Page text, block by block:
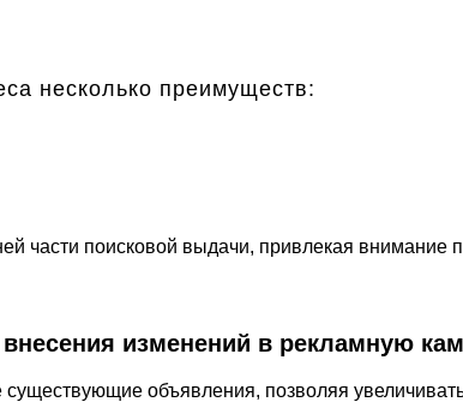
несколько преимуществ:
части поисковой выдачи, привлекая внимание
изменений в рекламную
объявления, позволяя